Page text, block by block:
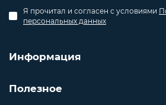
Я прочитал и согласен с условиями
персональных данных
Информация
Полезное